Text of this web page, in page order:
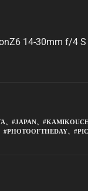
14-30mm f/4 S
、 #JAPAN、
#PHOTOOFTHEDAY、